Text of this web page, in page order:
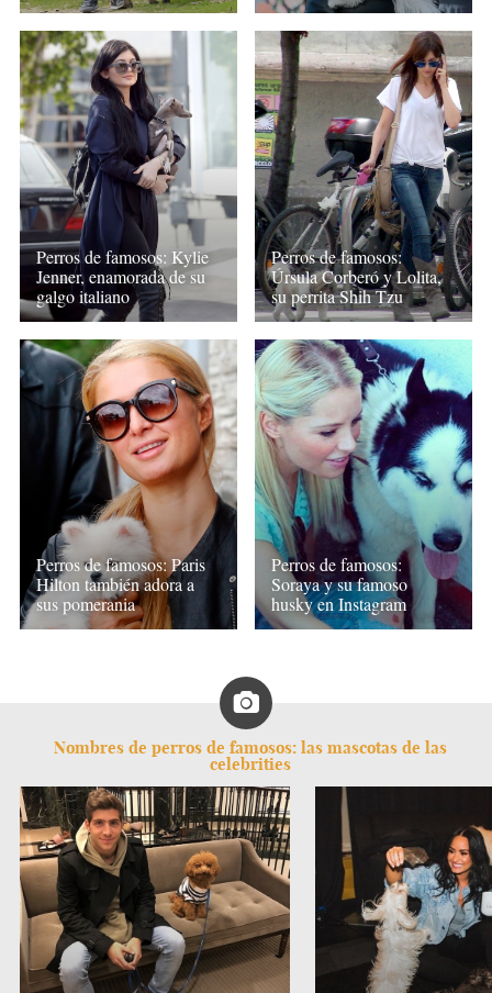
Perros de famosos: Kylie
Jenner, enamorada de su
galgo italiano
Perros de famosos:
Úrsula Corberó y Lolita,
su perrita Shih Tzu
Perros de famosos: Paris
Hilton también adora a
sus pomerania
Perros de famosos:
Soraya y su famoso
husky en Instagram
Nombres de perros de famosos: las mascotas de las
celebrities